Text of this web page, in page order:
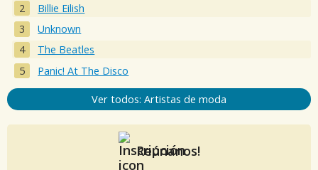
Billie Eilish
Unknown
The Beatles
Panic! At The Disco
Ver todos: Artistas de moda
Reúnanos!